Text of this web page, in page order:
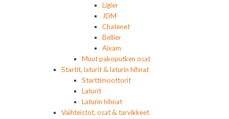
Ligier
JDM
Chatenet
Bellier
Aixam
Muut pakoputken osat
Startit, laturit & laturin hihnat
Starttimoottorit
Laturit
Laturin hihnat
Vaihteistot, osat & tarvikkeet